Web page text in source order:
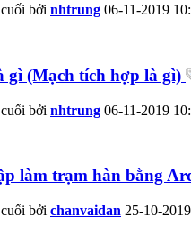
bởi nhtrung 06-11-2019
gì (Mạch tích hợp là gì)
bởi nhtrung 06-11-2019
làm trạm hàn bằng
bởi chanvaidan 25-10-2019